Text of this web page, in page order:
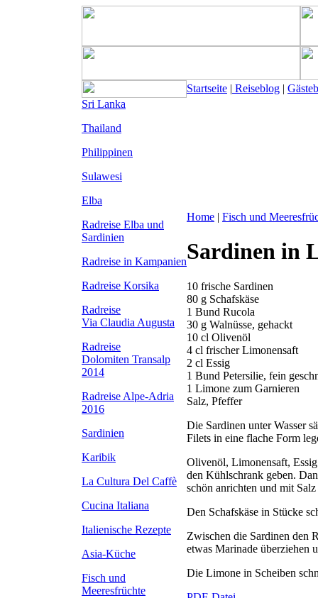
Startseite | Reiseblog |
Sri Lanka
Thailand
Philippinen
Sulawesi
Elba
Radreise Elba und
Sardinien
Radreise in Kampanien
Radreise Korsika
Radreise
Via Claudia Augusta
Radreise
Dolomiten Transalp
2014
Radreise Alpe-Adria
2016
Sardinien
Karibik
La Cultura Del Caffè
Cucina Italiana
Italienische Rezepte
Asia-Küche
Fisch und
Meeresfrüchte
Home | Fisch und
Sardinen in
10 frische Sardinen
80 g Schafskäse
1 Bund Rucola
30 g Walnüsse, gehackt
10 cl Olivenöl
4 cl frischer Limonensaft
2 cl Essig
1 Bund Petersilie, fein
1 Limone zum Garnieren
Salz, Pfeffer
Die Sardinen unter Wasser
Filets in eine flache Form
Olivenöl, Limonensaft,
den Kühlschrank geben.
schön anrichten und mit
Den Schafskäse in Stücke
Zwischen die Sardinen den
etwas Marinade überziehen
Die Limone in Scheiben